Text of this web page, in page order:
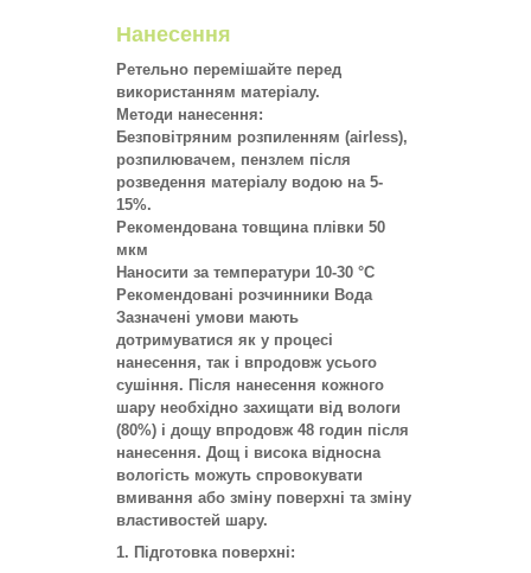
Нанесення
Ретельно перемішайте перед
використанням матеріалу.
Методи нанесення:
Безповітряним розпиленням (airless),
розпилювачем, пензлем після
розведення матеріалу водою на 5-
15%.
Рекомендована товщина плівки 50
мкм
Наносити за температури 10-30 °C
Рекомендовані розчинники Вода
Зазначені умови мають
дотримуватися як у процесі
нанесення, так і впродовж усього
сушіння. Після нанесення кожного
шару необхідно захищати від вологи
(80%) і дощу впродовж 48 годин після
нанесення. Дощ і висока відносна
вологість можуть спровокувати
вмивання або зміну поверхні та зміну
властивостей шару.
1. Підготовка поверхні: